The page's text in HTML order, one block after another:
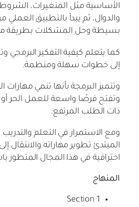
الأساسية مثل المتغيرات، الشروط،
والدوال، ثم يبدأ بالتطبيق العملي
بسيطة وحل المشكلات بطريقة
كما يتعلم كيفية التفكير البرمجي
إلى خطوات سهلة ومنظمة.
وتتميز البرمجة بأنها تنمي مهارات
وتفتح فرصًا واسعة للعمل الحر أو
ذات الطلب المرتفع.
ومع الاستمرار في التعلم
المبتدئ تطوير مهاراته والانتقال
احترافية في هذا المجال المتطور
المنهاج
1 Section